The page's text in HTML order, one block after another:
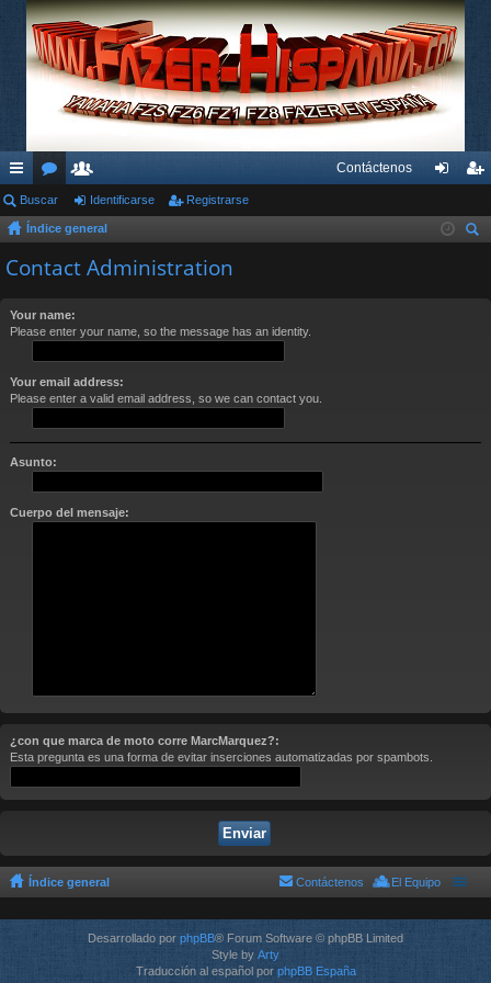
nl
ac
es
pi
s
or
os
su
ari
os
Contáctenos
nti ist
Buscar Identificarse Registrarse
Índice general
Contact Administration
Your name:
Please enter your name, so the message has an identity.
Your email address:
Please enter a valid email address, so we can contact you.
Asunto:
Cuerpo del mensaje:
¿con que marca de moto corre MarcMarquez?:
Esta pregunta es una forma de evitar inserciones automatizadas por spambots.
Índice general El Equipo
Contáctenos
Desarrollado por phpBB® Forum Software © phpBB Limited
Style by Arty
Traducción al español por phpBB España